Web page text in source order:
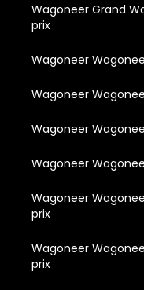
Wagoneer Grand
prix
Wagoneer
Wagoneer
Wagoneer
Wagoneer
Wagoneer
prix
Wagoneer
prix